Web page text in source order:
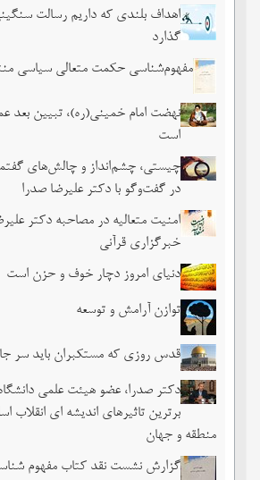
اهداف بلندی که داریم رسالت
گذارد
مفهوم‌شناسی حکمت متعالی سیاسی
نهضت امام خمینی(ره)، تبیین بعد
است
چیستی، چشم‌انداز و چالش‌های
در گفت‌وگو با دکتر علیرضا صدرا
امنیت متعالیه در مصاحبه دکتر
خبرگزاری قرآنی
دنیای امروز دچار خوف و حزن است
توازن آرامش و توسعه
قدس روزی که مستکبران باید سر
دکتر صدرا، عضو هیئت علمی
برترین تاثیرهای اندیشه ای انقلاب
منطقه و جهان
گزارش نشست نقد کتاب مفهوم